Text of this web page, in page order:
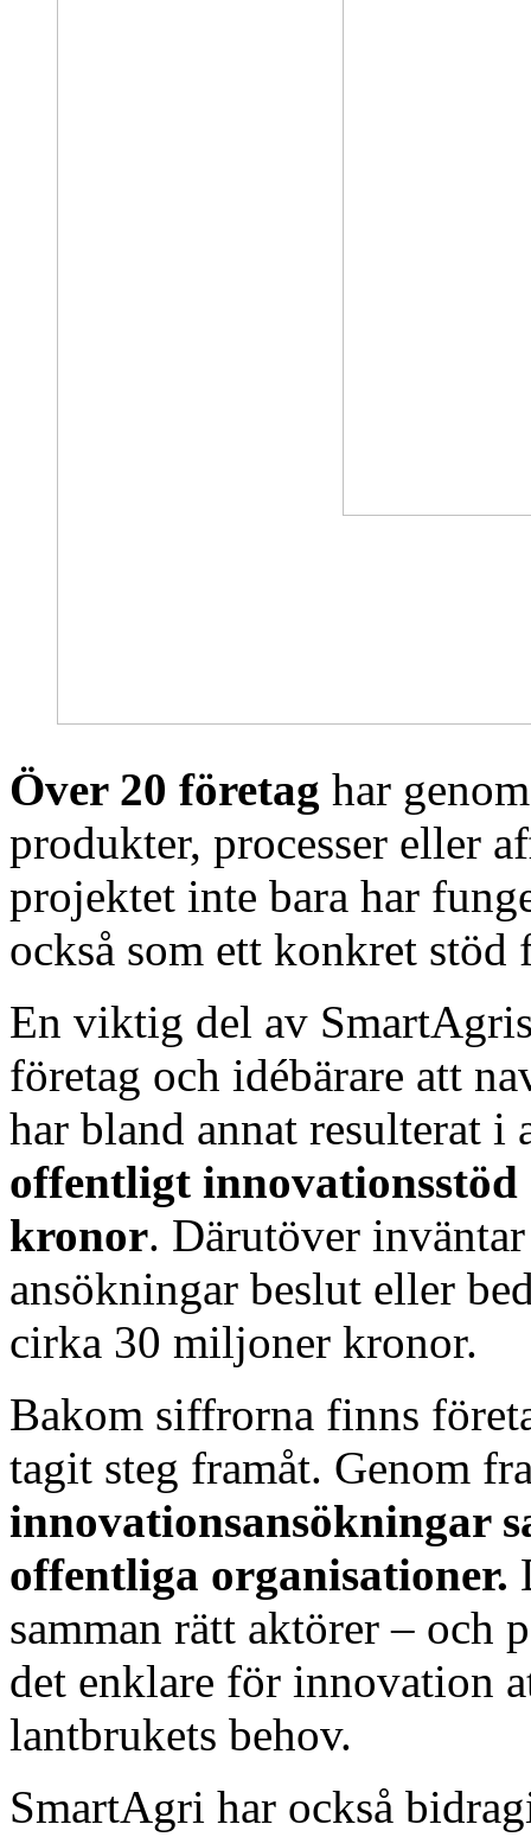
Över 20 företag har
produkter, processer eller
projektet inte bara har
också som ett konkret
En viktig del av
företag och idébärare att
har bland annat resulterat
offentligt
kronor. Därutöver
ansökningar beslut eller
cirka 30 miljoner kronor.
Bakom siffrorna finns
tagit steg framåt. Genom
innovationsansökningar
offentliga organisationer.
samman rätt aktörer – och
det enklare för innovation
lantbrukets behov.
SmartAgri har också